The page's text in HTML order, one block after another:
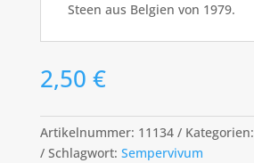
Steen aus Belgien von 1979.
2,50 €
Artikelnummer: 11134 Kategorien:
Schlagwort: Sempervivum